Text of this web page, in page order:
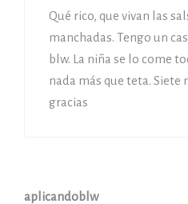
Qué rico, que vivan las
manchadas. Tengo un
blw. La niña se lo come
nada más que teta. Siete
gracias
aplicandoblw